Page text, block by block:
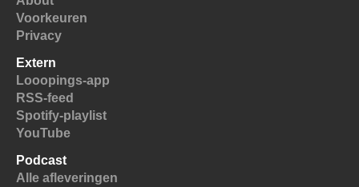
Voorkeuren
Privacy
Extern
Looopings-app
RSS-feed
Spotify-playlist
YouTube
Podcast
Alle afleveringen